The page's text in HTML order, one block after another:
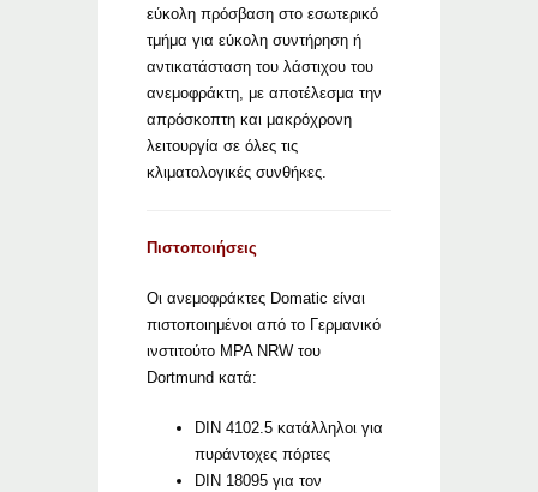
εύκολη πρόσβαση στο εσωτερικό
τμήμα για εύκολη συντήρηση ή
αντικατάσταση του λάστιχου του
ανεμοφράκτη, με αποτέλεσμα την
απρόσκοπτη και μακρόχρονη
λειτουργία σε όλες τις
κλιματολογικές συνθήκες.
Πιστοποιήσεις
Οι ανεμοφράκτες Domatic είναι
πιστοποιημένοι από το Γερμανικό
ινστιτούτο MPA NRW του
Dortmund κατά:
DIN 4102.5 κατάλληλοι για
πυράντοχες πόρτες
DIN 18095 για τον